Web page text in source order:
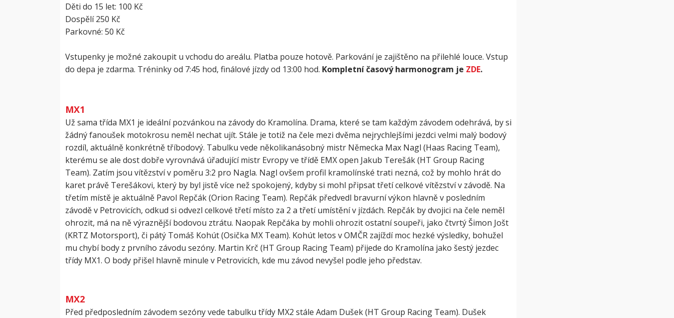
Děti do 15 let: 100 Kč
Dospělí 250 Kč
Parkovné: 50 Kč
Vstupenky je možné zakoupit u vchodu do areálu. Platba pouze hotově. Parkování je zajištěno na přilehlé louce. Vstup
do depa je zdarma. Tréninky od 7:45 hod, finálové jízdy od 13:00 hod. Kompletní časový harmonogram je ZDE.
MX1
Už sama třída MX1 je ideální pozvánkou na závody do Kramolína. Drama, které se tam každým závodem odehrává, by si
žádný fanoušek motokrosu neměl nechat ujít. Stále je totiž na čele mezi dvěma nejrychlejšími jezdci velmi malý bodový
rozdíl, aktuálně konkrétně tříbodový. Tabulku vede několikanásobný mistr Německa Max Nagl (Haas Racing Team),
kterému se ale dost dobře vyrovnává úřadující mistr Evropy ve třídě EMX open Jakub Terešák (HT Group Racing
Team). Zatím jsou vítězství v poměru 3:2 pro Nagla. Nagl ovšem profil kramolínské trati nezná, což by mohlo hrát do
karet právě Terešákovi, který by byl jistě více než spokojený, kdyby si mohl připsat třetí celkové vítězství v závodě. Na
třetím místě je aktuálně Pavol Repčák (Orion Racing Team). Repčák předvedl bravurní výkon hlavně v posledním
závodě v Petrovicích, odkud si odvezl celkové třetí místo za 2 a třetí umístění v jízdách. Repčák by dvojici na čele neměl
ohrozit, má na ně výraznější bodovou ztrátu. Naopak Repčáka by mohli ohrozit ostatní soupeři, jako čtvrtý Šimon Jošt
(KRTZ Motorsport), či pátý Tomáš Kohút (Osička MX Team). Kohút letos v OMČR zajíždí moc hezké výsledky, bohužel
mu chybí body z prvního závodu sezóny. Martin Krč (HT Group Racing Team) přijede do Kramolína jako šestý jezdec
třídy MX1. O body přišel hlavně minule v Petrovicích, kde mu závod nevyšel podle jeho představ.
MX2
Před předposledním závodem sezóny vede tabulku třídy MX2 stále Adam Dušek (HT Group Racing Team). Dušek